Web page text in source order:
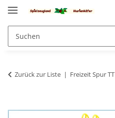
Zurück zur Liste Freizeit Spur TT